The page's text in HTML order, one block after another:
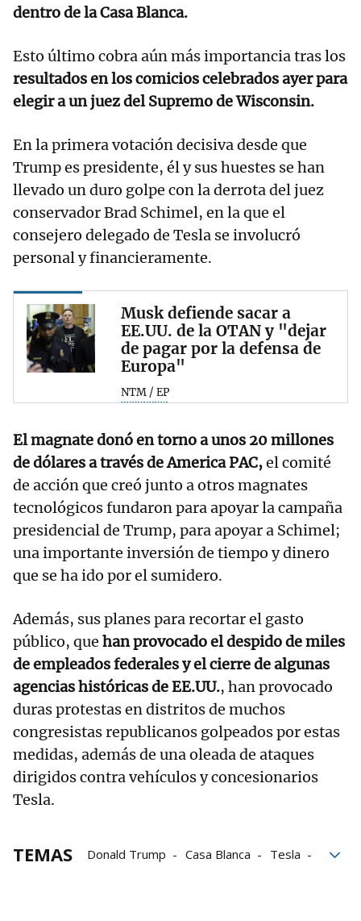
dentro de la Casa Blanca.
Esto último cobra aún más importancia tras los
resultados en los comicios celebrados ayer para
elegir a un juez del Supremo de Wisconsin.
En la primera votación decisiva desde que
Trump es presidente, él y sus huestes se han
llevado un duro golpe con la derrota del juez
conservador Brad Schimel, en la que el
consejero delegado de Tesla se involucró
personal y financieramente.
Musk defiende sacar a
EE.UU. de la OTAN y "dejar
de pagar por la defensa de
Europa"
NTM / EP
El magnate donó en torno a unos 20 millones
de dólares a través de America PAC,el comité
de acción que creó junto a otros magnates
tecnológicos fundaron para apoyar la campaña
presidencial de Trump, para apoyar a Schimel;
una importante inversión de tiempo y dinero
que se ha ido por el sumidero.
Además, sus planes para recortar el gasto
público, que han provocado el despido de miles
de empleados federales y el cierre de algunas
agencias históricas de EE.UU., han provocado
duras protestas en distritos de muchos
congresistas republicanos golpeados por estas
medidas, además de una oleada de ataques
dirigidos contra vehículos y concesionarios
Tesla.
TEMAS Donald Trump Casa Blanca
Tesla